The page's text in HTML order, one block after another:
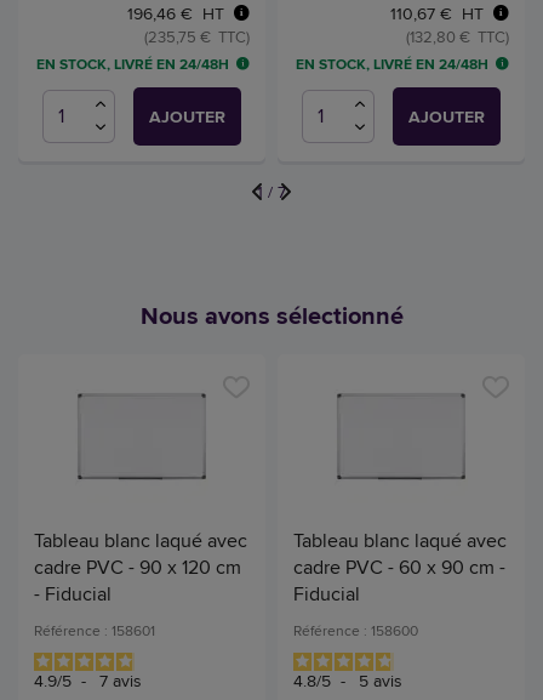
196,46 € HT
(235,75 € TTC)
EN STOCK, LIVRÉ EN 24/48H
AJOUTER
110,67 € HT
(132,80 € TTC)
EN STOCK, LIVRÉ EN 24/48H
AJOUTER
1 / 7
Nous avons sélectionné
Tableau blanc laqué avec
cadre PVC - 90 x 120 cm
- Fiducial
Référence : 158601
4.9/5 - 7 avis
Tableau blanc laqué avec
cadre PVC - 60 x 90 cm -
Fiducial
Référence : 158600
4.8/5 - 5 avis